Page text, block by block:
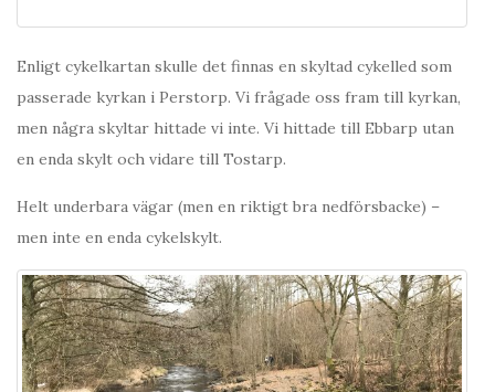
Enligt cykelkartan skulle det finnas en skyltad cykelled som
passerade kyrkan i Perstorp. Vi frågade oss fram till kyrkan,
men några skyltar hittade vi inte. Vi hittade till Ebbarp utan
en enda skylt och vidare till Tostarp.
Helt underbara vägar (men en riktigt bra nedförsbacke) –
men inte en enda cykelskylt.